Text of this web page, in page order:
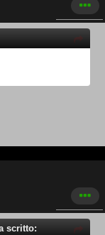
scritto: